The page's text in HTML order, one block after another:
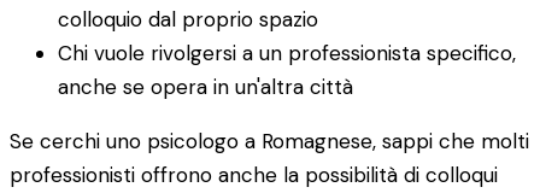
colloquio dal proprio spazio
Chi vuole rivolgersi a un professionista specifico,
anche se opera in un'altra città
Se cerchi uno psicologo a Romagnese, sappi che molti
professionisti offrono anche la possibilità di colloqui